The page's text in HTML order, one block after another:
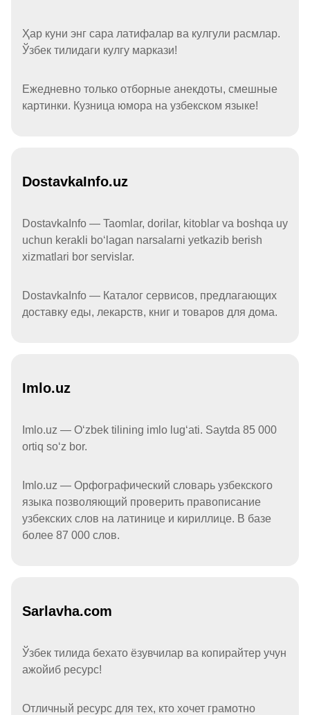
Ҳар куни энг сара латифалар ва кулгули расмлар.
Ўзбек тилидаги кулгу маркази!
Ежедневно только отборные анекдоты, смешные
картинки. Кузница юмора на узбекском языке!
DostavkaInfo.uz
DostavkaInfo — Taomlar, dorilar, kitoblar va boshqa uy
uchun kerakli boʻlagan narsalarni yetkazib berish
xizmatlari bor servislar.
DostavkaInfo — Каталог сервисов, предлагающих
доставку еды, лекарств, книг и товаров для дома.
Imlo.uz
Imlo.uz — Oʻzbek tilining imlo lugʻati. Saytda 85 000
ortiq soʻz bor.
Imlo.uz — Орфографический словарь узбекского
языка позволяющий проверить правописание
узбекских слов на латинице и кириллице. В базе
более 87 000 слов.
Sarlavha.com
Ўзбек тилида бехато ёзувчилар ва копирайтер учун
ажойиб ресурс!
Отличный ресурс для тех, кто хочет грамотно